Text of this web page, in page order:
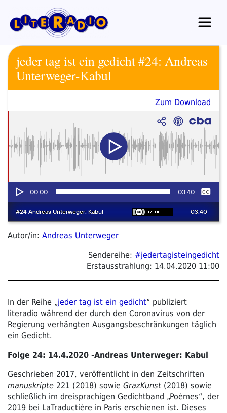
Inhalt
springen
jeder tag ist ein gedicht #24: Andreas
Unterweger-Kabul
Zum Download
Autor/in: Andreas Unterweger
Sendereihe: #jedertagisteingedicht
Erstausstrahlung: 14.04.2020 11:00
In der Reihe „jeder tag ist ein gedicht“ publiziert
literadio während der durch den Coronavirus von der
Regierung verhängten Ausgangsbeschränkungen täglich
ein Gedicht.
Folge 24: 14.4.2020 -Andreas Unterweger: Kabul
Geschrieben 2017, veröffentlicht in den Zeitschriften
manuskripte 221 (2018) sowie GrazKunst (2018) sowie
schließlich im dreisprachigen Gedichtband „Poèmes“, der
2019 bei LaTraductière in Paris erschienen ist. Dieses